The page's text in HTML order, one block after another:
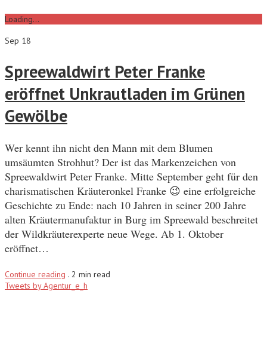
Loading...
Sep 18
Spreewaldwirt Peter Franke
eröffnet Unkrautladen im Grünen
Gewölbe
Wer kennt ihn nicht den Mann mit dem Blumen
umsäumten Strohhut? Der ist das Markenzeichen von
Spreewaldwirt Peter Franke. Mitte September geht für den
charismatischen Kräuteronkel Franke 😉 eine erfolgreiche
Geschichte zu Ende: nach 10 Jahren in seiner 200 Jahre
alten Kräutermanufaktur in Burg im Spreewald beschreitet
der Wildkräuterexperte neue Wege. Ab 1. Oktober
eröffnet…
Continue reading . 2 min read
Tweets by Agentur_e_h